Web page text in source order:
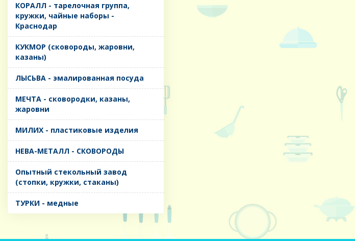
КОРАЛЛ - тарелочная группа,
кружки, чайные наборы -
Краснодар
КУКМОР (сковороды, жаровни,
казаны)
ЛЫСЬВА - эмалированная посуда
МЕЧТА - сковородки, казаны,
жаровни
МИЛИХ - пластиковые изделия
НЕВА-МЕТАЛЛ - СКОВОРОДЫ
Опытный стекольный завод
(стопки, кружки, стаканы)
ТУРКИ - медные